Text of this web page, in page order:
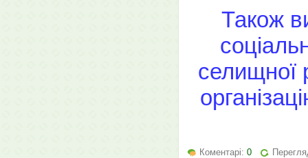
Також
селищної
Коментарі: 0